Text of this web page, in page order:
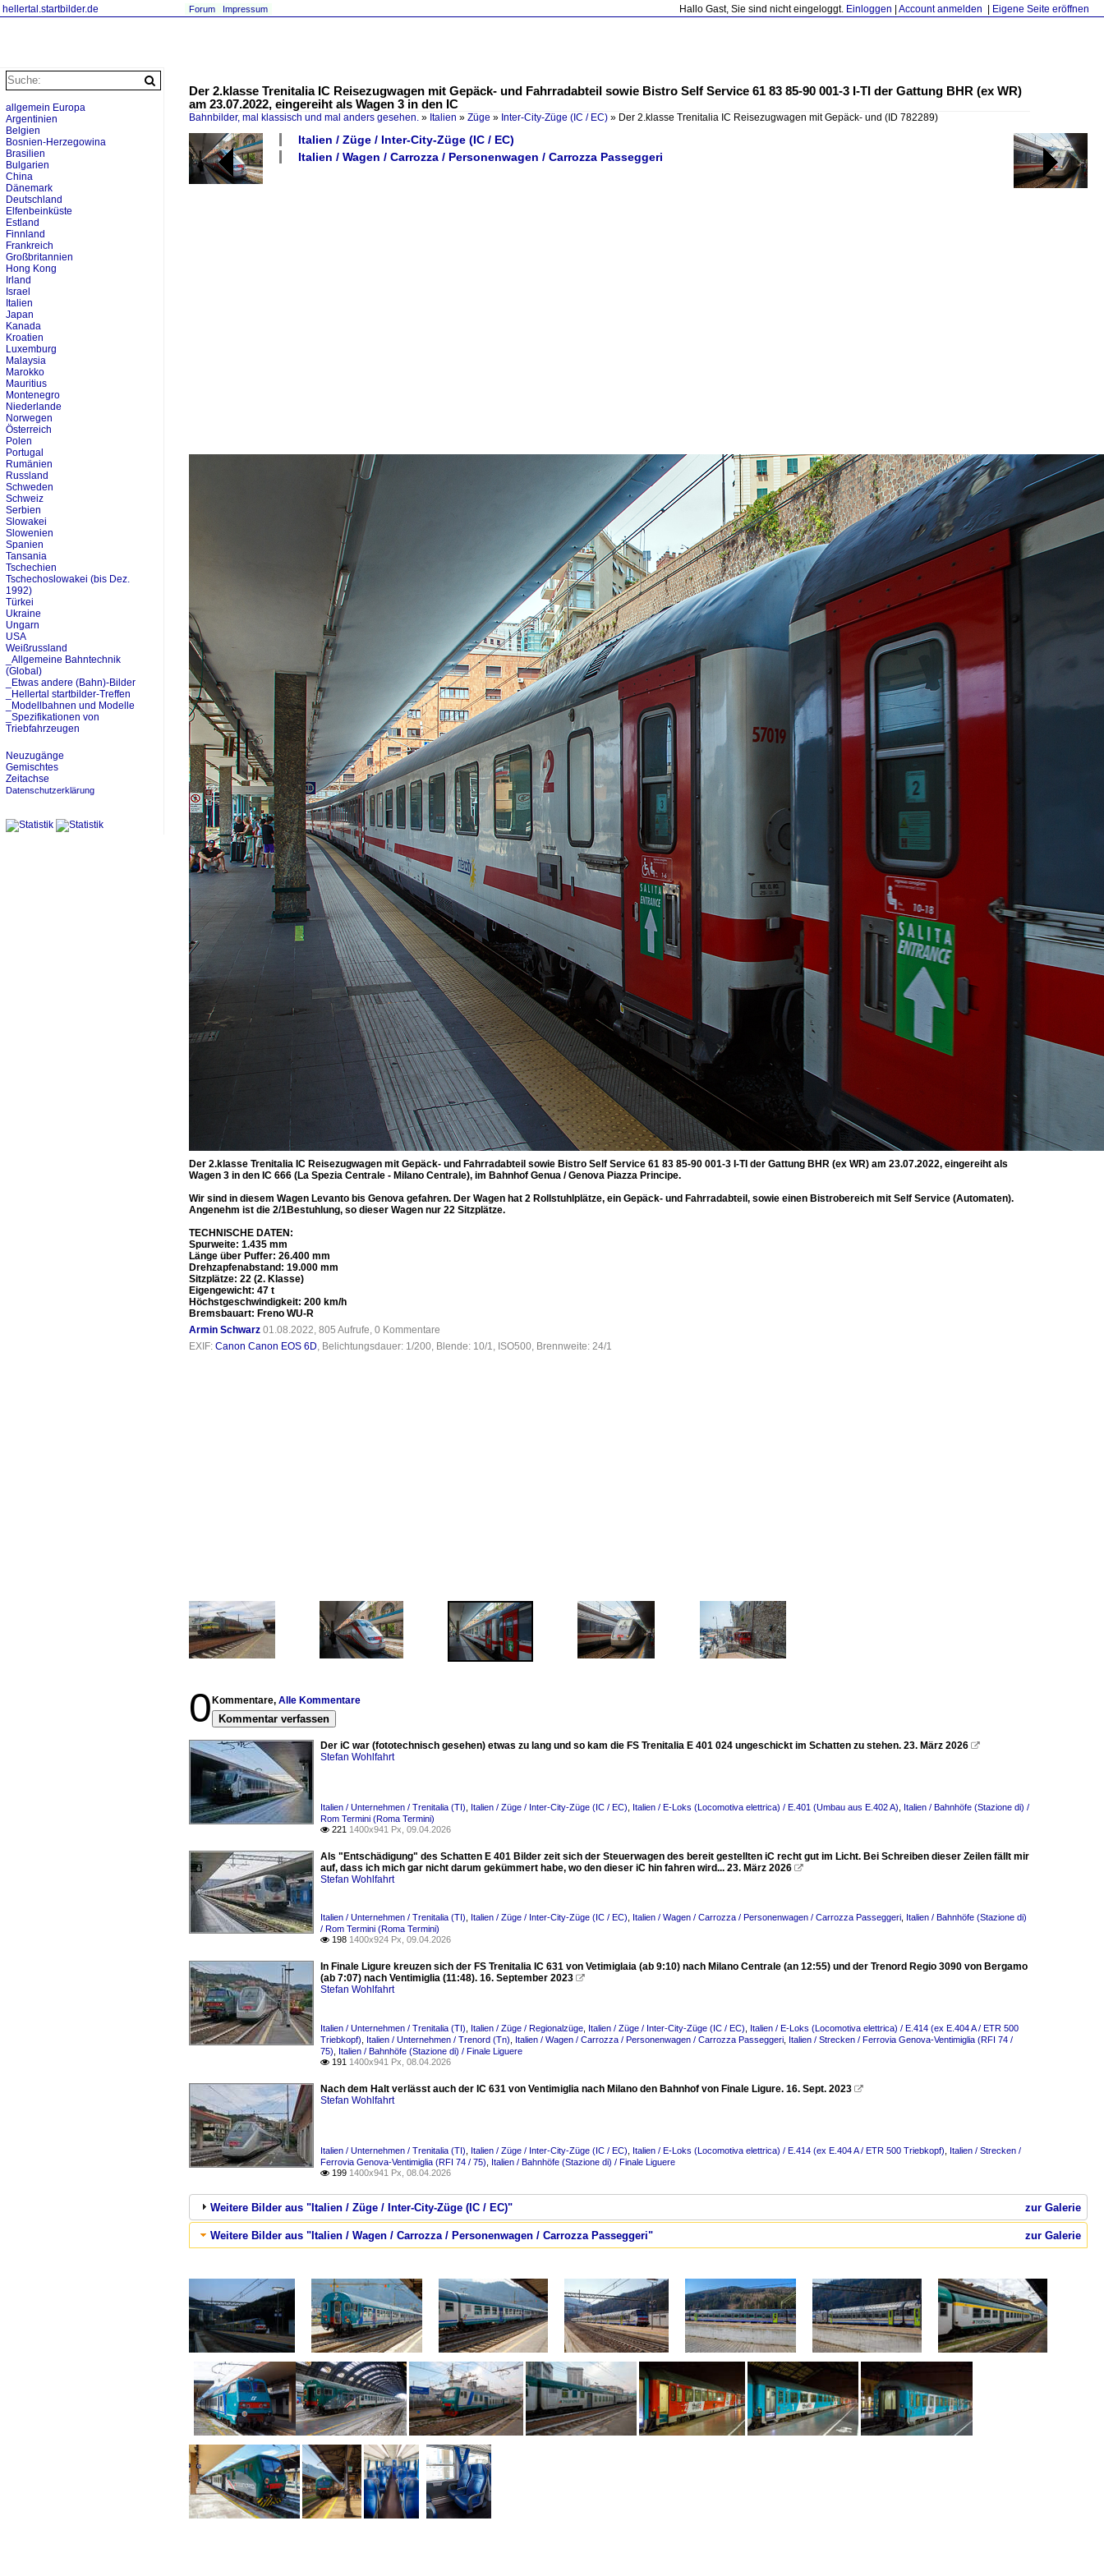
hellertal.startbilder.de Hallo Gast, Sie sind nicht eingeloggt. Einloggen Account anmelden Eigene Seite eröffnen
Forum Impressum
Der 2.klasse Trenitalia IC Reisezugwagen mit Gepäck- und Fahrradabteil sowie Bistro Self Service 61 83 85-90 001-3 I-TI der Gattung BHR (ex WR)
am 23.07.2022, eingereiht als Wagen 3 in den IC
Bahnbilder, mal klassisch und mal anders gesehen. » Italien » Züge » Inter-City-Züge (IC / EC) » Der 2.klasse Trenitalia IC Reisezugwagen mit Gepäck- und (ID 782289)
Italien / Züge / Inter-City-Züge (IC / EC)
Italien / Wagen / Carrozza / Personenwagen / Carrozza Passeggeri
Der 2.klasse Trenitalia IC Reisezugwagen mit Gepäck- und Fahrradabteil sowie Bistro Self Service 61 83 85-90 001-3 I-TI der Gattung BHR (ex WR) am 23.07.2022, eingereiht als
Wagen 3 in den IC 666 (La Spezia Centrale - Milano Centrale), im Bahnhof Genua / Genova Piazza Principe.
Wir sind in diesem Wagen Levanto bis Genova gefahren. Der Wagen hat 2 Rollstuhlplätze, ein Gepäck- und Fahrradabteil, sowie einen Bistrobereich mit Self Service (Automaten).
Angenehm ist die 2/1Bestuhlung, so dieser Wagen nur 22 Sitzplätze.
TECHNISCHE DATEN:
Spurweite: 1.435 mm
Länge über Puffer: 26.400 mm
Drehzapfenabstand: 19.000 mm
Sitzplätze: 22 (2. Klasse)
Eigengewicht: 47 t
Höchstgeschwindigkeit: 200 km/h
Bremsbauart: Freno WU-R
Armin Schwarz 01.08.2022, 805 Aufrufe, 0 Kommentare
EXIF: Canon Canon EOS 6D, Belichtungsdauer: 1/200, Blende: 10/1, ISO500, Brennweite: 24/1
0 Kommentare, Alle Kommentare
Kommentar verfassen
Der iC war (fototechnisch gesehen) etwas zu lang und so kam die FS Trenitalia E 401 024 ungeschickt im Schatten zu stehen. 23. März 2026 
Stefan Wohlfahrt
Italien / Unternehmen / Trenitalia (TI) Italien / Züge / Inter-City-Züge (IC / EC) Italien / E-Loks (Locomotiva elettrica) / E.401 (Umbau aus E.402 A)
Italien / Bahnhöfe (Stazione di) /
Rom Termini (Roma Termini)
 221 1400x941 Px, 09.04.2026
Als "Entschädigung" des Schatten E 401 Bilder zeit sich der Steuerwagen des bereit gestellten iC recht gut im Licht. Bei Schreiben dieser Zeilen fällt mir
auf, dass ich mich gar nicht darum gekümmert habe, wo den dieser iC hin fahren wird... 23. März 2026 
Stefan Wohlfahrt
Italien / Unternehmen / Trenitalia (TI) Italien / Züge / Inter-City-Züge (IC / EC) Italien / Wagen / Carrozza / Personenwagen / Carrozza Passeggeri Italien / Bahnhöfe (Stazione di)
/ Rom Termini (Roma Termini)
 198 1400x924 Px, 09.04.2026
In Finale Ligure kreuzen sich der FS Trenitalia IC 631 von Vetimiglaia (ab 9:10) nach Milano Centrale (an 12:55) und der Trenord Regio 3090 von Bergamo
(ab 7:07) nach Ventimiglia (11:48). 16. September 2023 
Stefan Wohlfahrt
Italien / Unternehmen / Trenitalia (TI) Italien / Züge / Regionalzüge Italien / Züge / Inter-City-Züge (IC / EC)
Italien / E-Loks (Locomotiva elettrica) / E.414 (ex E.404 A / ETR 500
Triebkopf)
Italien / Unternehmen / Trenord (Tn) Italien / Wagen / Carrozza / Personenwagen / Carrozza Passeggeri Italien / Strecken / Ferrovia Genova-Ventimiglia (RFI 74 /
75)
Italien / Bahnhöfe (Stazione di) / Finale Liguere
 191 1400x941 Px, 08.04.2026
Nach dem Halt verlässt auch der IC 631 von Ventimiglia nach Milano den Bahnhof von Finale Ligure. 16. Sept. 2023 
Stefan Wohlfahrt
Italien / Unternehmen / Trenitalia (TI) Italien / Züge / Inter-City-Züge (IC / EC) Italien / E-Loks (Locomotiva elettrica) / E.414 (ex E.404 A / ETR 500 Triebkopf)
Italien / Strecken /
Ferrovia Genova-Ventimiglia (RFI 74 / 75)
Italien / Bahnhöfe (Stazione di) / Finale Liguere
 199 1400x941 Px, 08.04.2026
zur Galerie
Weitere Bilder aus "Italien / Züge / Inter-City-Züge (IC / EC)"
zur Galerie
Weitere Bilder aus "Italien / Wagen / Carrozza / Personenwagen / Carrozza Passeggeri"
allgemein Europa
Argentinien
Belgien
Bosnien-Herzegowina
Brasilien
Bulgarien
China
Dänemark
Deutschland
Elfenbeinküste
Estland
Finnland
Frankreich
Großbritannien
Hong Kong
Irland
Israel
Italien
Japan
Kanada
Kroatien
Luxemburg
Malaysia
Marokko
Mauritius
Montenegro
Niederlande
Norwegen
Österreich
Polen
Portugal
Rumänien
Russland
Schweden
Schweiz
Serbien
Slowakei
Slowenien
Spanien
Tansania
Tschechien
Tschechoslowakei (bis Dez.
1992)
Türkei
Ukraine
Ungarn
USA
Weißrussland
_Allgemeine Bahntechnik
(Global)
_Etwas andere (Bahn)-Bilder
_Hellertal startbilder-Treffen
_Modellbahnen und Modelle
_Spezifikationen von
Triebfahrzeugen
Neuzugänge
Gemischtes
Zeitachse
Datenschutzerklärung